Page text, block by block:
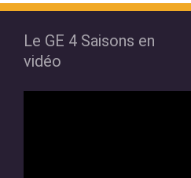
Le GE 4 Saisons en
vidéo